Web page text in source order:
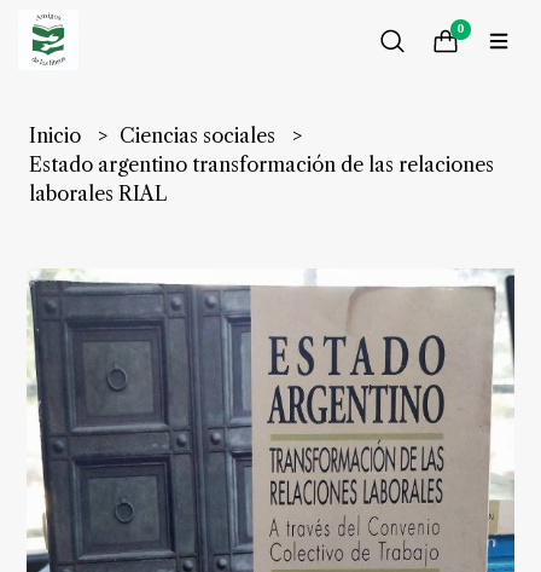
0
Inicio
Ciencias sociales
Estado argentino transformación de las relaciones
laborales RIAL